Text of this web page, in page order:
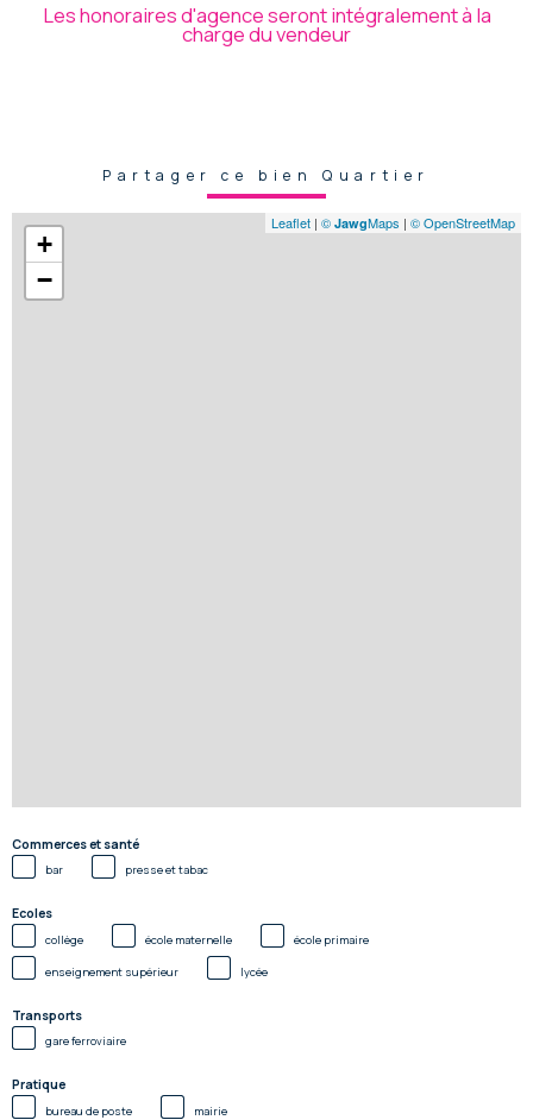
Les honoraires d'agence seront intégralement à la
charge du vendeur
Partager ce bien Quartier
+
−
Leaflet | © JawgMaps | © OpenStreetMap
Commerces et santé
bar presse et tabac
Ecoles
collège école maternelle école primaire
enseignement supérieur lycée
Transports
gare ferroviaire
Pratique
bureau de poste mairie